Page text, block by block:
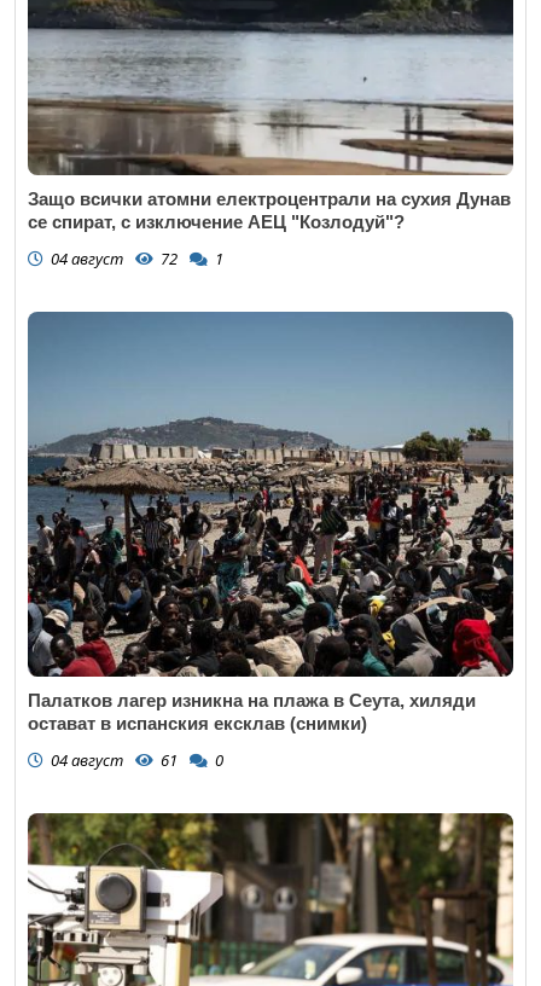
Защо всички атомни електроцентрали на сухия Дунав
се спират, с изключение АЕЦ "Козлодуй"?
04 август 72 1
Палатков лагер изникна на плажа в Сеута, хиляди
остават в испанския ексклав (снимки)
04 август 61 0